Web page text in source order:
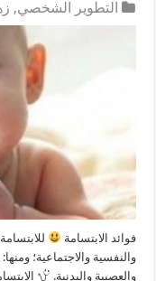
التطوير الشخصي,
فوائد الابتسامة
والنفسية والاجتماعية؛ ومنها:
والعصبية والبدنية.